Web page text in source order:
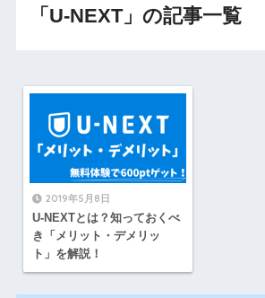
「U-NEXT」の記事一覧
2019年5月8日
U-NEXTとは？知っておくべ
き「メリット・デメリッ
ト」を解説！